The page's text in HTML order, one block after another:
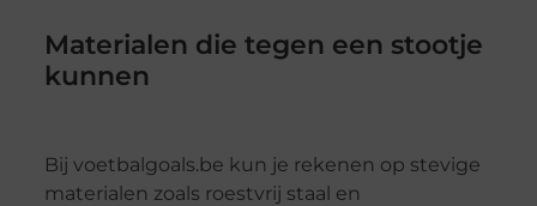
Materialen die tegen een stootje
kunnen
Bij voetbalgoals.be kun je rekenen op stevige
materialen zoals roestvrij staal en